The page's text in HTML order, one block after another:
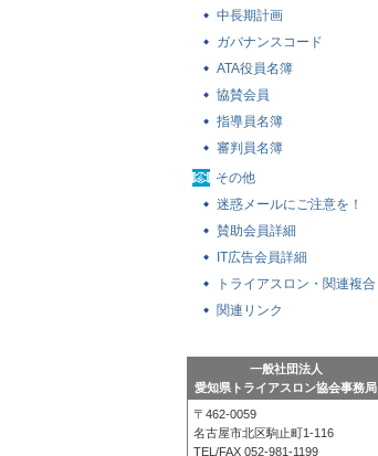
中長期計画
ガバナンスコード
ATA役員名簿
協賛会員
指導員名簿
審判員名簿
その他
迷惑メールにご注意を！
賛助会員詳細
IT広告会員詳細
トライアスロン・関連複合
競技の大会参加者への基本
関連リンク
一般社団法人
愛知県トライアスロン協会事務局
〒462-0059
名古屋市北区駒止町1-116
TEL/FAX 052-981-1199